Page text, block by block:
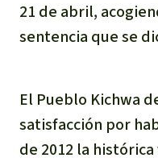
21 de abril,
sentencia que se
El Pueblo Kichwa
satisfacción por
de 2012 la